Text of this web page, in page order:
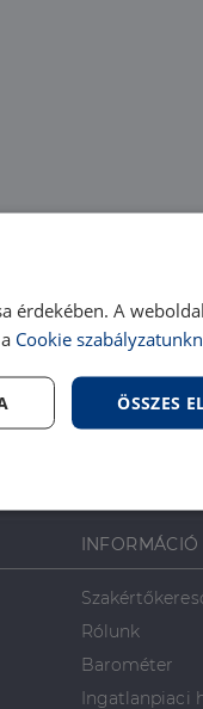
INFORMÁCIÓ
Rólunk
Barométer
Ingatlanpiaci
érdekében. A
Cookie
ÖSSZES
Célzás
Funkcionalitás